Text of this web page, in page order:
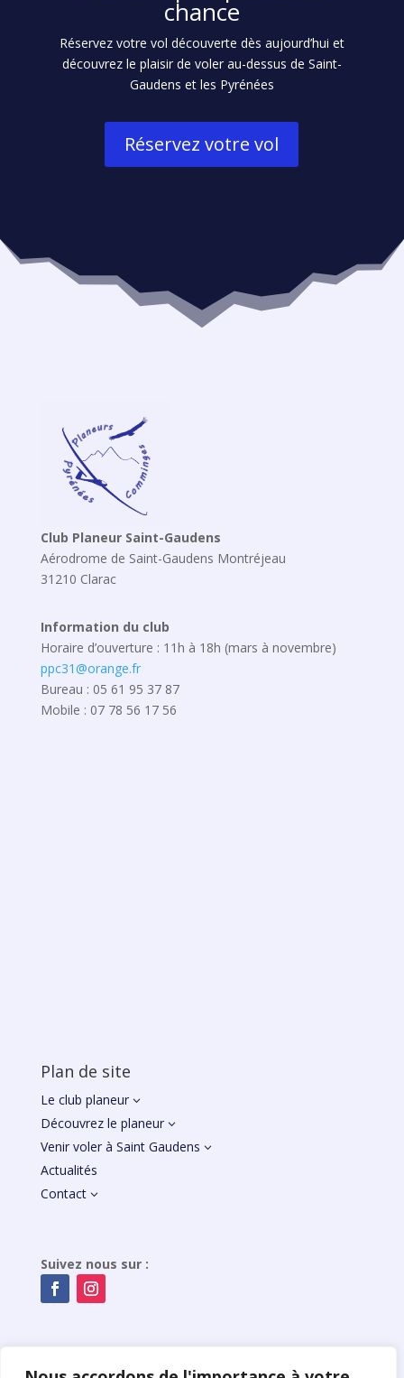
chance
Réservez votre vol découverte dès aujourd’hui et
découvrez le plaisir de voler au-dessus de Saint-
Gaudens et les Pyrénées
Réservez votre vol
Club Planeur Saint-Gaudens
Aérodrome de Saint-Gaudens Montréjeau
31210 Clarac
Information du club
Horaire d’ouverture : 11h à 18h (mars à novembre)
ppc31@orange.fr
Bureau : 05 61 95 37 87
Mobile : 07 78 56 17 56
Plan de site
Le club planeur3
Découvrez le planeur3
Venir voler à Saint Gaudens 3
Actualités
Contact3
Suivez nous sur :